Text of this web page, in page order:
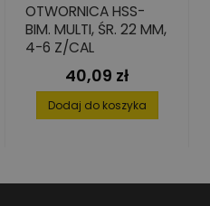
OTWORNICA HSS-
BIM. MULTI, ŚR. 22 MM,
4-6 Z/CAL
Cena
40,09 zł
Dodaj do koszyka